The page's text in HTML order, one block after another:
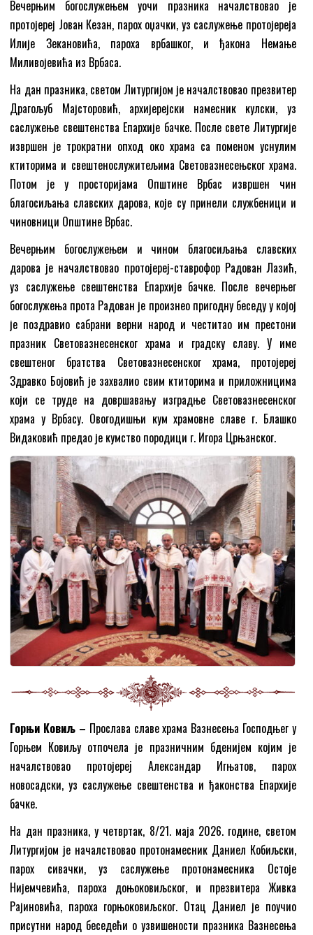
Вечерњим богослужењем уочи празника началствовао је
протојереј Јован Кезан, парох оџачки, уз саслужење протојереја
Илије Зекановића, пароха врбашког, и ђакона Немање
Миливојевића из Врбаса.
На дан празника, светом Литургијом је началствовао презвитер
Драгољуб Мајсторовић, архијерејски намесник кулски, уз
саслужење свештенства Епархије бачке. После свете Литургије
извршен је трократни опход око храма са поменом уснулим
ктиторима и свештенослужитељима Световазнесењског храма.
Потом је у просторијама Општине Врбас извршен чин
благосиљања славских дарова, које су принели службеници и
чиновници Општине Врбас.
Вечерњим богослужењем и чином благосиљања славских
дарова је началствовао протојереј-ставрофор Радован Лазић,
уз саслужење свештенства Епархије бачке. После вечерњег
богослужења прота Радован је произнео пригодну беседу у којој
је поздравио сабрани верни народ и честитао им престони
празник Световазнесенског храма и градску славу. У име
свештеног братства Световазнесенског храма, протојереј
Здравко Бојовић је захвалио свим ктиторима и приложницима
који се труде на довршавању изградње Световазнесенског
храма у Врбасу. Овогодишњи кум храмовне славе г. Блашко
Видаковић предао је кумство породици г. Игора Црњанског.
Горњи Ковиљ – Прослава славе храма Вазнесења Господњег у
Горњем Ковиљу отпочела је празничним бденијем којим је
началствовао протојереj Александар Игњатов, парох
новосадски, уз саслужење свештенства и ђаконства Епархије
бачке.
На дан празника, у четвртак, 8/21. маја 2026. године, светом
Литургијом је началствовао протонамесник Даниел Кобиљски,
парох сивачки, уз саслужење протонамесника Остоје
Нијемчевића, пароха доњоковиљског, и презвитера Живка
Рајиновића, пароха горњоковиљског. Отац Даниел је поучио
присутни народ беседећи о узвишености празника Вазнесења